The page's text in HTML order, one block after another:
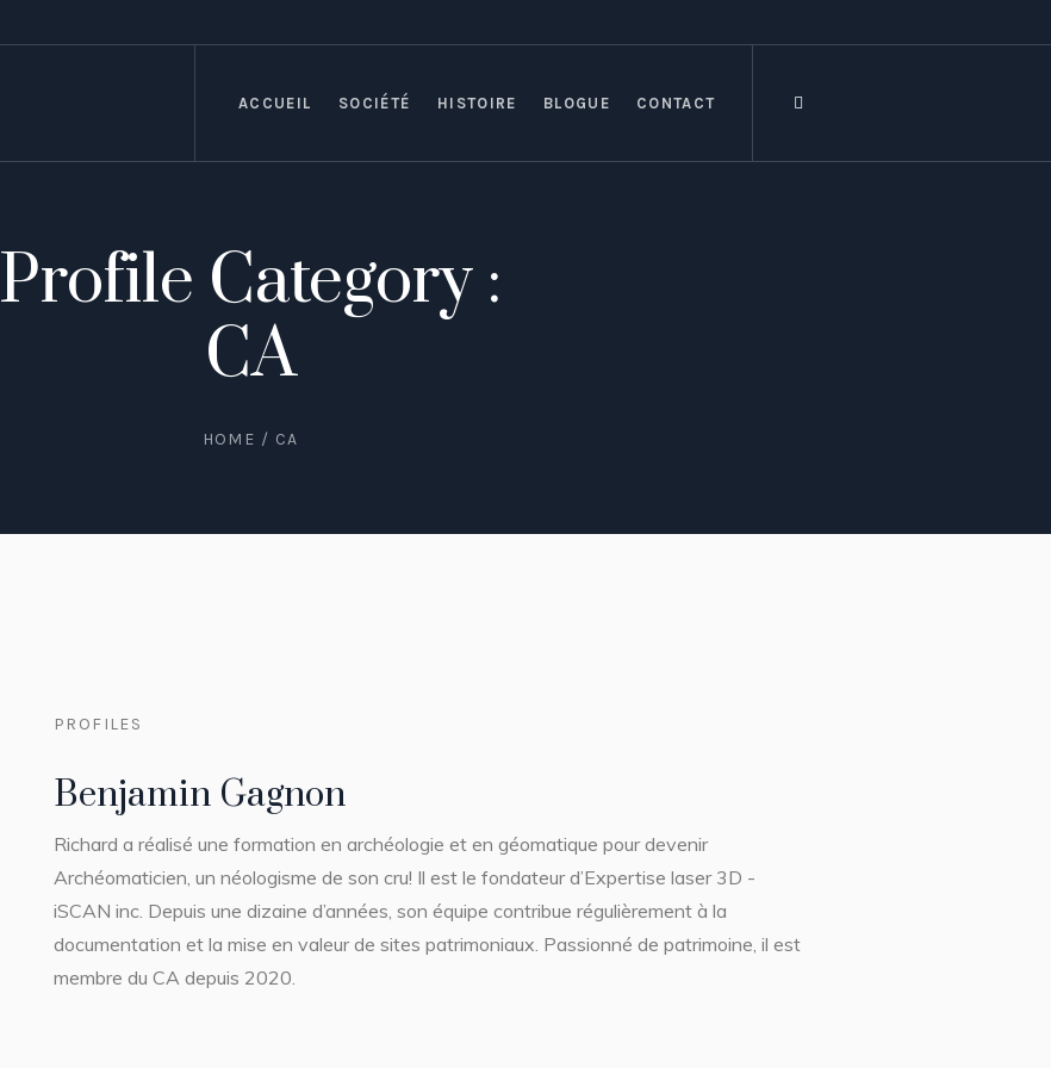
ACCUEIL SOCIÉTÉ HISTOIRE BLOGUE CONTACT
Profile Category :
CA
HOME / CA
PROFILES
Benjamin Gagnon
Richard a réalisé une formation en archéologie et en géomatique pour devenir
Archéomaticien, un néologisme de son cru! Il est le fondateur d’Expertise laser 3D -
iSCAN inc. Depuis une dizaine d’années, son équipe contribue régulièrement à la
documentation et la mise en valeur de sites patrimoniaux. Passionné de patrimoine, il est
membre du CA depuis 2020.